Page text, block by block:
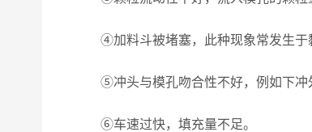
④加料斗被堵塞，此种现象常发生于黏
⑤冲头与模孔吻合性不好，例如下冲外
⑥车速过快，填充量不足。